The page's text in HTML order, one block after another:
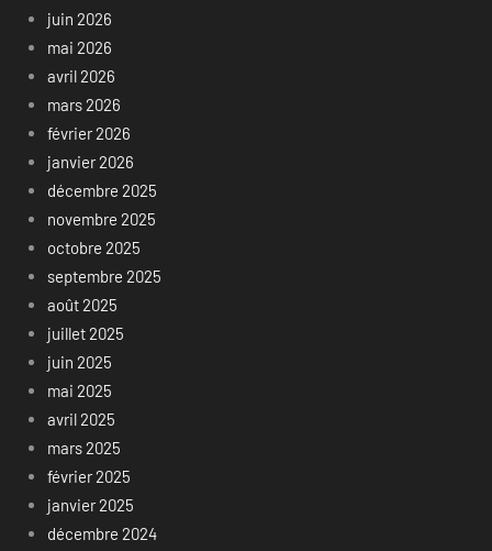
juin 2026
mai 2026
avril 2026
mars 2026
février 2026
janvier 2026
décembre 2025
novembre 2025
octobre 2025
septembre 2025
août 2025
juillet 2025
juin 2025
mai 2025
avril 2025
mars 2025
février 2025
janvier 2025
décembre 2024